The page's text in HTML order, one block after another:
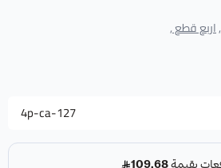
اربع قطع ,
4p-ca-127